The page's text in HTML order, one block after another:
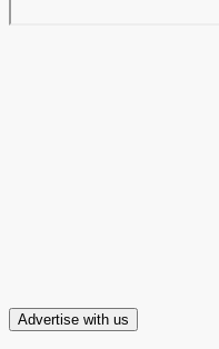
Advertise with us